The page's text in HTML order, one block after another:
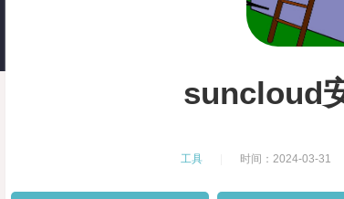
suncloud
工具 时间：2024-03-31